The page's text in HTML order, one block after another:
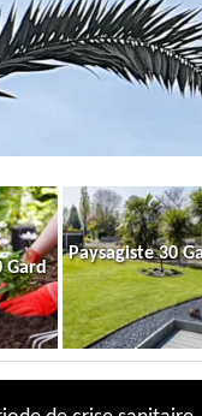
Gard
Paysagiste 30